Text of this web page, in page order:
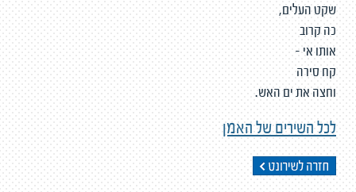
שקט העלים,
כה קרוב
אותו אי -
קח סירה
וחצה את ים האש.
לכל השירים של האמן